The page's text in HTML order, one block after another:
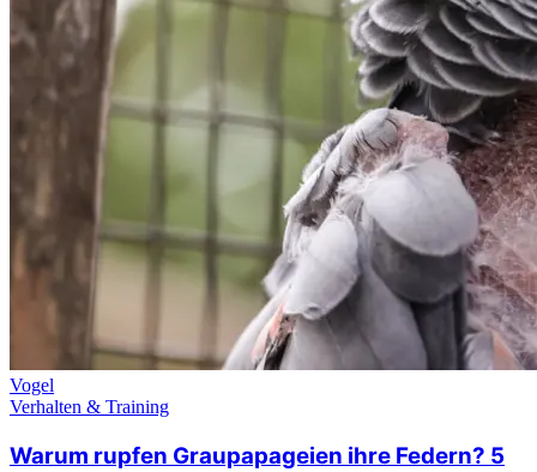
Vogel
Verhalten & Training
Warum rupfen Graupapageien ihre Federn? 5